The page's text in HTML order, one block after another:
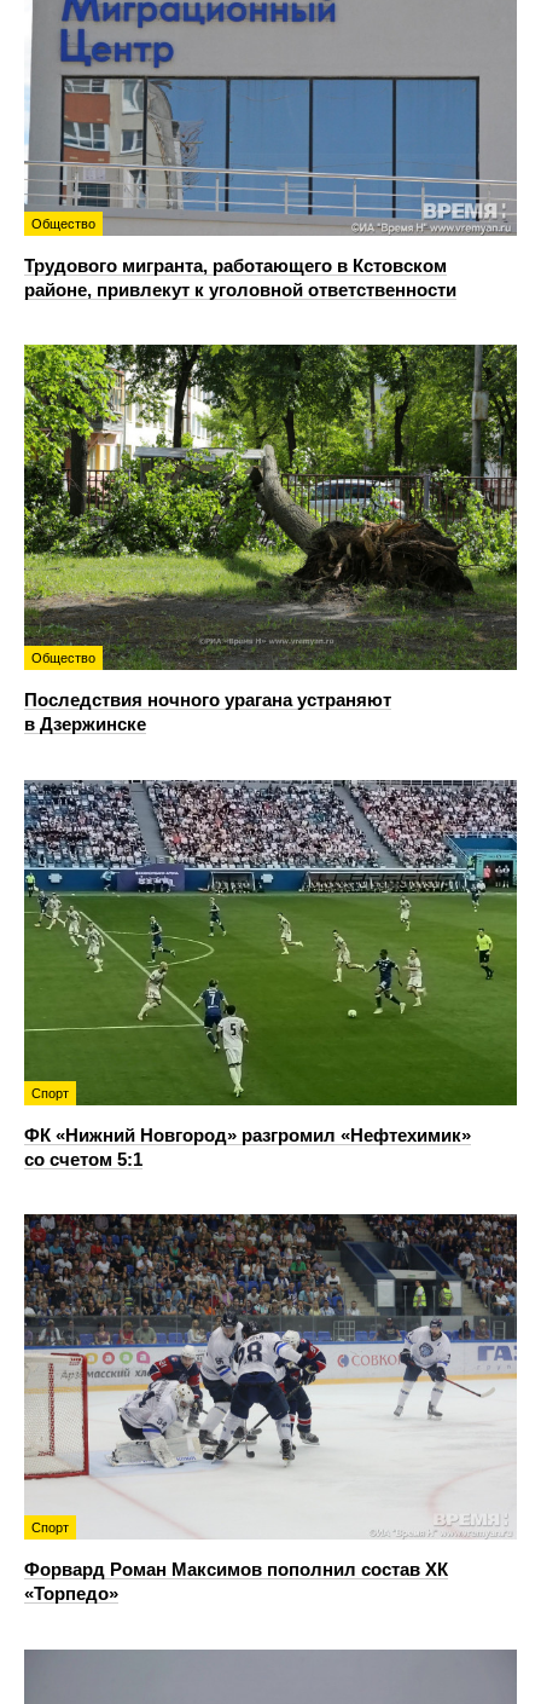
Общество
Трудового мигранта, работающего в Кстовском
районе, привлекут к уголовной ответственности
Общество
Последствия ночного урагана устраняют
в Дзержинске
Спорт
ФК «Нижний Новгород» разгромил «Нефтехимик»
со счетом 5:1
Спорт
Форвард Роман Максимов пополнил состав ХК
«Торпедо»